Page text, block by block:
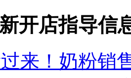
开店指导信
来！奶粉销